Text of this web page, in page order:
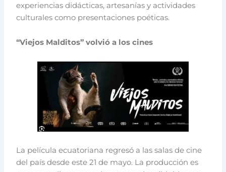
experiencias didácticas, artesanías y actividades
culturales como presentaciones poéticas.
“Viejos Malditos” volvió a los cines
La película ecuatoriana regresó a las salas de cine
del país desde este 21 de mayo. La producción es